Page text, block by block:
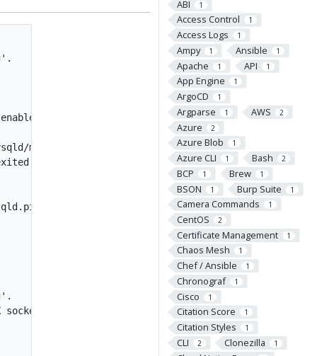
ABI 1
Access Control 1
Access Logs 1
Ampy 1 Ansible 1
Apache 1 API 1
App Engine 1
ArgoCD 1
Argparse 1 AWS 2
Azure 2
Azure Blob 1
Azure CLI 1 Bash 2
BCP 1 Brew 1
BSON 1 Burp Suite 1
Camera Commands 1
CentOS 2
Certificate Management 1
Chaos Mesh 1
Chef / Ansible 1
Chronograf 1
Cisco 1
Citation Score 1
Citation Styles 1
CLI 2 Clonezilla 1
mysqld.pid (code=exited, status=0/SUCCESS)
status=0/SUCCESS)
socket file don't exists.